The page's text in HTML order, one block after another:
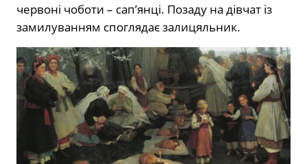
червоні чоботи – сап’янці. Позаду на дівчат із
замилуванням споглядає залицяльник.